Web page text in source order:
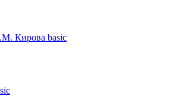
Кирова basic